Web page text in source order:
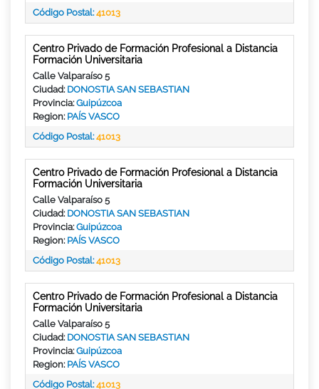
Código Postal:41013
Centro Privado de Formación Profesional a Distancia
Formación Universitaria
Calle Valparaíso 5
Ciudad: DONOSTIA SAN SEBASTIAN
Provincia:Guipúzcoa
Region: PAÍS VASCO
Código Postal:41013
Centro Privado de Formación Profesional a Distancia
Formación Universitaria
Calle Valparaíso 5
Ciudad: DONOSTIA SAN SEBASTIAN
Provincia:Guipúzcoa
Region: PAÍS VASCO
Código Postal:41013
Centro Privado de Formación Profesional a Distancia
Formación Universitaria
Calle Valparaíso 5
Ciudad: DONOSTIA SAN SEBASTIAN
Provincia:Guipúzcoa
Region: PAÍS VASCO
Código Postal:41013